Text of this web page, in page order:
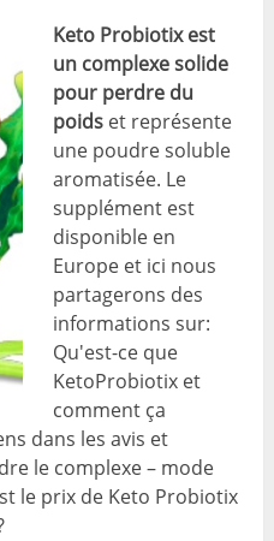
Keto Probiotix est
un complexe solide
pour perdre du
poids et représente
une poudre soluble
aromatisée. Le
supplément est
disponible en
Europe et ici nous
partagerons des
informations sur:
Qu'est-ce que
KetoProbiotix et
comment ça
dans les avis et
le complexe – mode
le prix de Keto Probiotix